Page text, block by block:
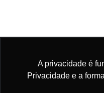
A privacidade é
Privacidade e a